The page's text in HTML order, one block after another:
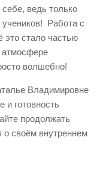
ведь только
Работа с
это стало частью
волшебно!
Владимировне
и готовность
продолжать
о своём внутреннем